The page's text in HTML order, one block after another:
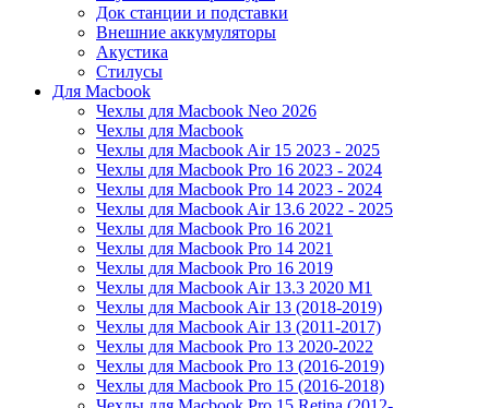
Док станции и подставки
Внешние аккумуляторы
Акустика
Стилусы
Для Macbook
Чехлы для Macbook Neo 2026
Чехлы для Macbook
Чехлы для Macbook Air 15 2023 - 2025
Чехлы для Macbook Pro 16 2023 - 2024
Чехлы для Macbook Pro 14 2023 - 2024
Чехлы для Macbook Air 13.6 2022 - 2025
Чехлы для Macbook Pro 16 2021
Чехлы для Macbook Pro 14 2021
Чехлы для Macbook Pro 16 2019
Чехлы для Macbook Air 13.3 2020 M1
Чехлы для Macbook Air 13 (2018-2019)
Чехлы для Macbook Air 13 (2011-2017)
Чехлы для Macbook Pro 13 2020-2022
Чехлы для Macbook Pro 13 (2016-2019)
Чехлы для Macbook Pro 15 (2016-2018)